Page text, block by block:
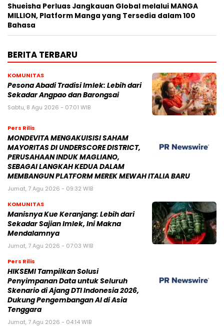
Shueisha Perluas Jangkauan Global melalui MANGA
MILLION, Platform Manga yang Tersedia dalam 100
Bahasa
BERITA TERBARU
KOMUNITAS
Pesona Abadi Tradisi Imlek: Lebih dari
Sekadar Angpao dan Barongsai
Sabtu, 8 Agu 2026 - 07:01 WIB
Pers Rilis
MONDEVITA MENGAKUISISI SAHAM
MAYORITAS DI UNDERSCORE DISTRICT,
PERUSAHAAN INDUK MAGLIANO,
SEBAGAI LANGKAH KEDUA DALAM
MEMBANGUN PLATFORM MEREK MEWAH ITALIA BARU
Jumat, 7 Agu 2026 - 09:32 WIB
KOMUNITAS
Manisnya Kue Keranjang: Lebih dari
Sekadar Sajian Imlek, Ini Makna
Mendalamnya
Jumat, 7 Agu 2026 - 07:03 WIB
Pers Rilis
HIKSEMI Tampilkan Solusi
Penyimpanan Data untuk Seluruh
Skenario di Ajang DTI Indonesia 2026,
Dukung Pengembangan AI di Asia
Tenggara
Jumat, 7 Agu 2026 - 04:14 WIB